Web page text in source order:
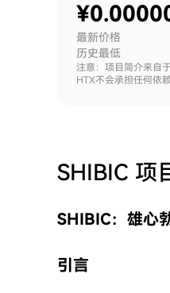
¥
最新价格
历史最低
注意：项目简介来自
HTX不会承担任何依
SHIBIC 项
SHIBIC：雄心
引言